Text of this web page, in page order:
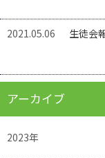
2021.05.06 生徒会
アーカイブ
2023年